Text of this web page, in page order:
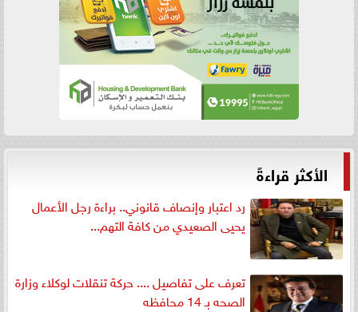
الأكثر قراءةً
رد اعتبار وإنصاف قانوني.. براءة رجل الأعمال
يحيى الصعيدي من كافة التهم...
تعرف على تفاصيل .... حركة تنقلات لوكلاء وزارة
الصحه بـ 14 محافظه